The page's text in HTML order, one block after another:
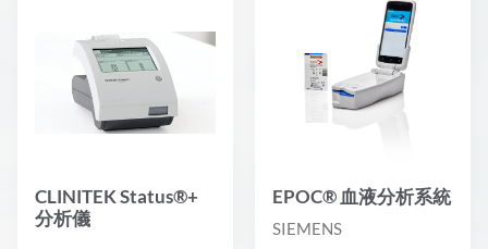
CLINITEK Status®+
分析儀
EPOC® 血液分析系統
SIEMENS